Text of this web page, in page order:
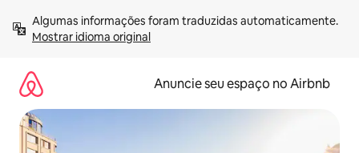
para
Mostrar idioma original
Anuncie seu espaço no Airbnb